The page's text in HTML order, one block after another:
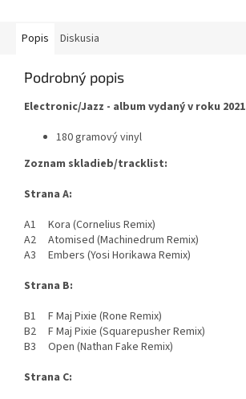
Popis Diskusia
Podrobný popis
Electronic/Jazz - album vydaný v roku 2021
180 gramový vinyl
Zoznam skladieb/tracklist:
Strana A:
A1 Kora (Cornelius Remix)
A2 Atomised (Machinedrum Remix)
A3 Embers (Yosi Horikawa Remix)
Strana B:
B1 F Maj Pixie (Rone Remix)
B2 F Maj Pixie (Squarepusher Remix)
B3 Open (Nathan Fake Remix)
Strana C: